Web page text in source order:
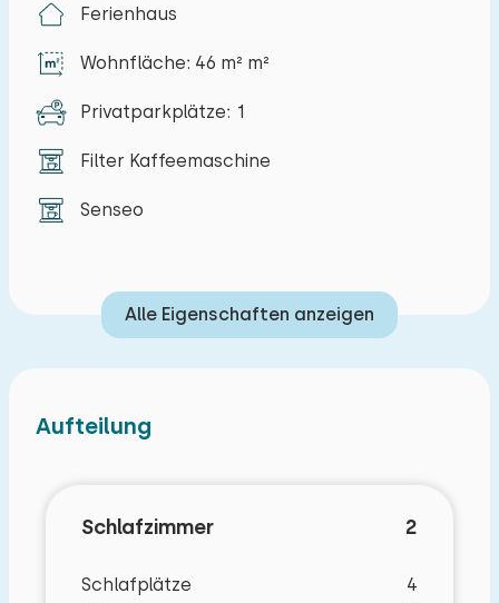
Eingang. Das moderne Wohnzimmer öffnet sich
durch Schiebetüren direkt zum sonnigen Garten
Loungegarnitur entspannen oder gemeinsam
draußen am Esstisch speisen. Im ersten Stock
befinden sich zwei Schlafzimmer mit bequemen
Betten und ein geräumiges Badezimmer.
Tage am Meer und um das Beste von Zeeland zu
entdecken.
Ferienhaus
Wohnfläche: 46 m² m²
Privatparkplätze: 1
Filter Kaffeemaschine
Senseo
Alle Eigenschaften anzeigen
Aufteilung
Schlafzimmer 2
Schlafplätze
4